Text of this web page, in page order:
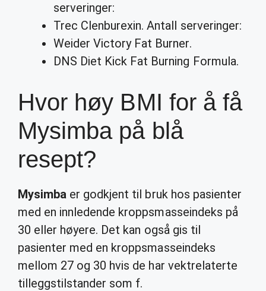
serveringer:
Trec Clenburexin. Antall serveringer:
Weider Victory Fat Burner.
DNS Diet Kick Fat Burning Formula.
Hvor høy BMI for å få
Mysimba på blå
resept?
Mysimba er godkjent til bruk hos pasienter
med en innledende kroppsmasseindeks på
30 eller høyere. Det kan også gis til
pasienter med en kroppsmasseindeks
mellom 27 og 30 hvis de har vektrelaterte
tilleggstilstander som f.